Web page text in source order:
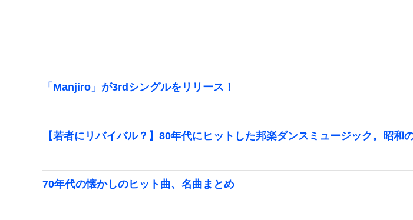
「Manjiro」が3rdシングルをリリース！
【若者にリバイバル？】80年代にヒットした邦楽ダンスミュージック。昭和
70年代の懐かしのヒット曲、名曲まとめ